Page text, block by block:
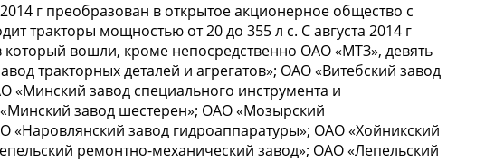
г преобразован в открытое акционерное общество с
тракторы мощностью от 20 до 355 л с. С августа 2014 г
который вошли, кроме непосредственно ОАО «МТЗ», девять
тракторных деталей и агрегатов»; ОАО «Витебский завод
«Минский завод специального инструмента и
завод шестерен»; ОАО «Мозырский
«Наровлянский завод гидроаппаратуры»; ОАО «Хойникский
ремонтно-механический завод»; ОАО «Лепельский